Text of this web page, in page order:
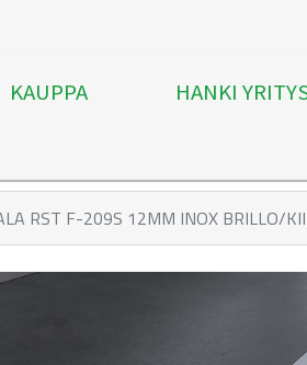
KAUPPA HANKI
RST F-209S 12MM INOX BRILLO/